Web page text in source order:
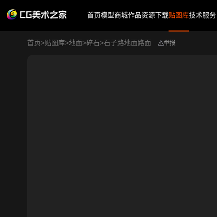
首页模型商城作品资源下载贴图库技术服务
首页>贴图库>地面>碎石>石子路地面路面 举报